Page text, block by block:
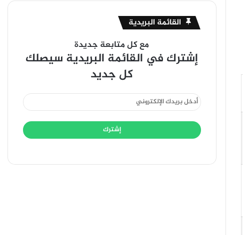
القائمة البريدية
مع كل متابعة جديدة
إشترك في القائمة البريدية سيصلك
كل جديد